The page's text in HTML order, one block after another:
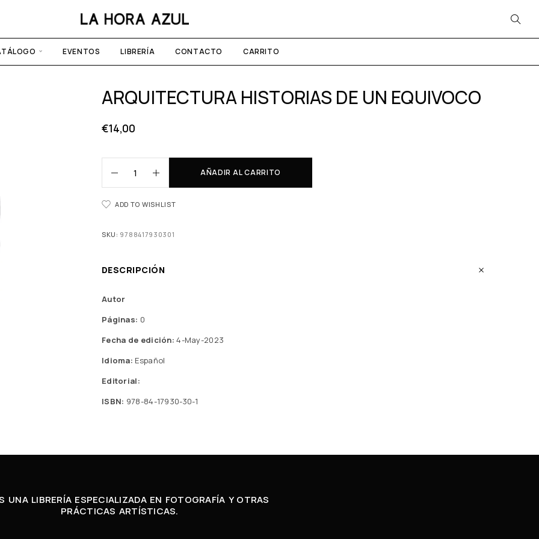
EVENTOS LIBRERÍA CONTACTO CARRITO
ARQUITECTURA HISTORIAS DE UN EQUIVOCO
€14,00
AÑADIR AL CARRITO
ADD TO WISHLIST
SKU: 9788417930301
DESCRIPCIÓN
Autor
Páginas: 0
Fecha de edición: 4-May-2023
Idioma: Español
Editorial:
ISBN: 978-84-17930-30-1
UNA LIBRERÍA ESPECIALIZADA EN FOTOGRAFÍA Y OTRAS
PRÁCTICAS ARTÍSTICAS.